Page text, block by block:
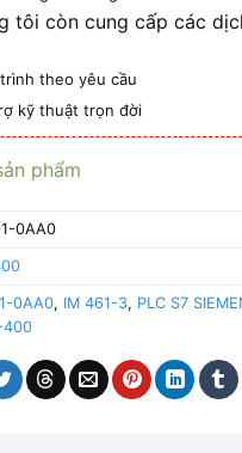
tôi còn cung cấp các
theo yêu cầu
kỹ thuật trọn đời
phẩm
0AA0
0AA0, IM 461-3, PLC S7
400